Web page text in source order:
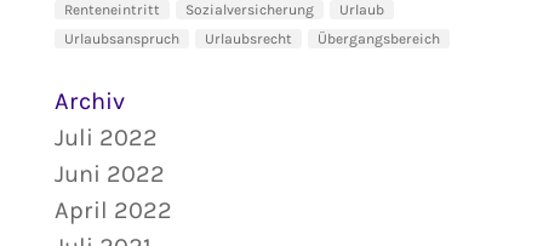
Renteneintritt
Sozialversicherung
Urlaub
Urlaubsanspruch
Urlaubsrecht Übergangsbereich
Archiv
Juli 2022
Juni 2022
April 2022